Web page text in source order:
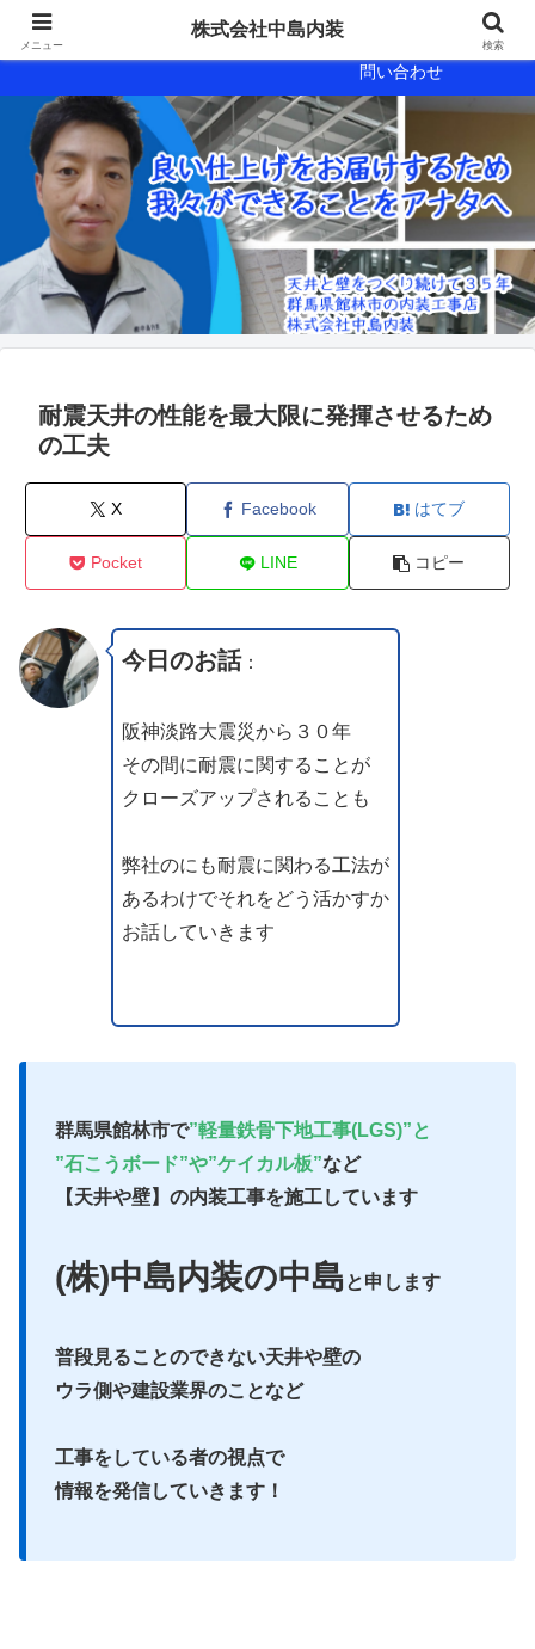
問い合わせ
耐震天井の性能を最大限に発揮させるため
の工夫
X Facebook はてブ
Pocket LINE コピー
今日のお話：
阪神淡路大震災から３０年
その間に耐震に関することが
クローズアップされることも
弊社のにも耐震に関わる工法が
あるわけでそれをどう活かすか
お話していきます
群馬県館林市で”軽量鉄骨下地工事(LGS)”と
”石こうボード”や”ケイカル板”など
【天井や壁】の内装工事を施工しています
(株)中島内装の中島 と申します
普段見ることのできない天井や壁の
ウラ側や建設業界のことなど
工事をしている者の視点で
情報を発信していきます！
メニュー
株式会社中島内装
検索